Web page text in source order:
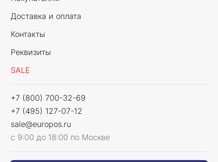
Доставка и оплата
Контакты
Реквизиты
SALE
+7 (800) 700-32-69
+7 (495) 127-07-12
sale@europos.ru
с 9:00 до 18:00 по Москве